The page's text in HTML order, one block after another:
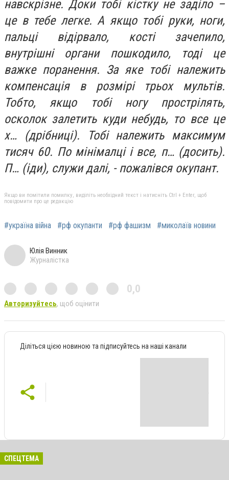
навскрізне. Доки тобі кістку не заділо –
це в тебе легке. А якщо тобі руки, ноги,
пальці відірвало, кості зачепило,
внутрішні органи пошкодило, тоді це
важке поранення. За яке тобі належить
компенсація в розмірі трьох мультів.
Тобто, якщо тобі ногу прострілять,
осколок залетить куди небудь, то все це
х… (дрібниці). Тобі належить максимум
тисяч 60. По мінімалці і все, п… (досить).
П… (іди), служи далі, - пожалівся окупант.
Якщо ви помітили помилку, виділіть необхідний текст і натисніть Ctrl + Enter, щоб
повідомити про це редакцію
#україна війна #рф окупанти #рф фашизм #миколаїв новини
Юлія Винник
Журналістка
0,0
Авторизуйтесь, щоб оцінити
Діліться цією новиною та підписуйтесь на наші канали
СПЕЦТЕМА